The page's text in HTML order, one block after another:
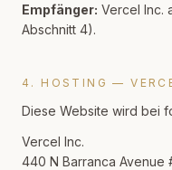
Empfänger: Vercel Inc.
Abschnitt 4).
4. HOSTING —
Diese Website wird bei
Vercel Inc.
440 N Barranca Avenue